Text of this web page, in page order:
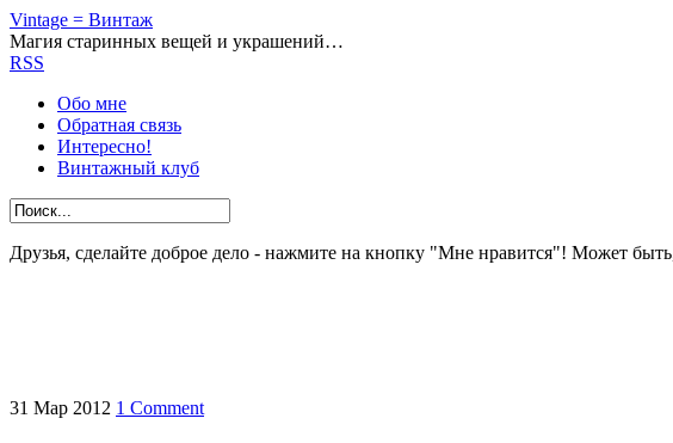
Vintage = Винтаж
Магия старинных вещей и украшений…
RSS
Обо мне
Обратная связь
Интересно!
Винтажный клуб
Друзья, сделайте доброе дело - нажмите на кнопку "Мне нравится"! Может
31 Мар 2012 1 Comment